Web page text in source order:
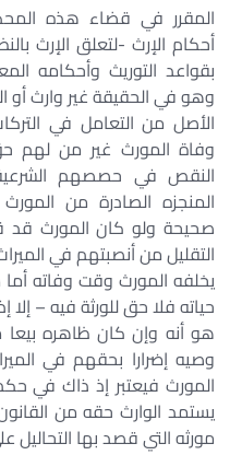
المقرر في قضاء هذه
أحكام الإرث -لتعلق الإرث
بقواعد التوريث وأحكامه
وهو في الحقيقة غير وارث
الأصل من التعامل في
وفاة المورث غير من لهم حق
النقص في حصصهم
المنجزه الصادرة من
صحيحة ولو كان المورث قد
التقليل من أنصبتهم في
يخلفه المورث وقت وفاته
حياته فلا حق للورثة فيه –
هو أنه وإن كان ظاهره بيعا
وصيه إضرارا بحقهم في
المورث فيعتبر إذ ذاك في
يستمد الوارث حقه من
مورثه التي قصد بها التحاليل